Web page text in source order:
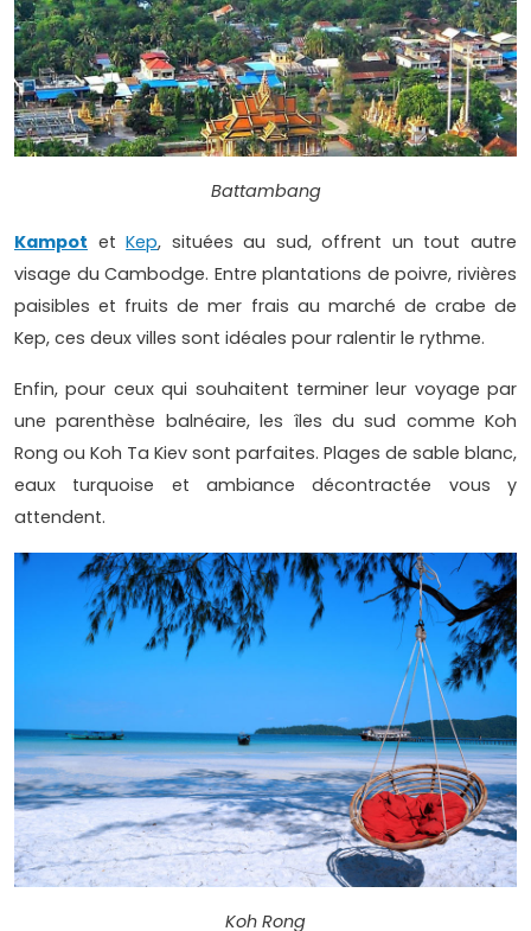
Battambang
Kampot etKep, situées au sud, offrent un tout autre
visage du Cambodge. Entre plantations de poivre, rivières
paisibles et fruits de mer frais au marché de crabe de
Kep, ces deux villes sont idéales pour ralentir le rythme.
Enfin, pour ceux qui souhaitent terminer leur voyage par
une parenthèse balnéaire, les îles du sud comme Koh
Rong ou Koh Ta Kiev sont parfaites. Plages de sable blanc,
eaux turquoise et ambiance décontractée vous y
attendent.
Koh Rong